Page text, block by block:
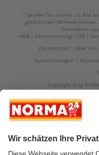
* Greifen Sie schnell zu! Alle
gesetzlichen
AGB
Verantwortung / CSR
Datenschutz
Über uns
Auszeichnungen
Copyright © by